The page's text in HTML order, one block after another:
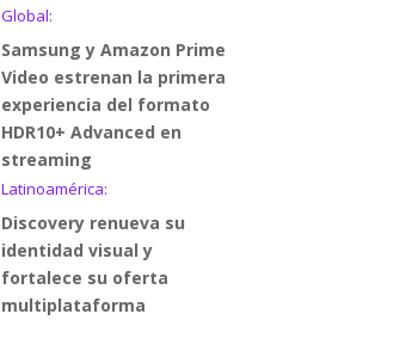
Global:
Samsung y Amazon Prime
Video estrenan la primera
experiencia del formato
HDR10+ Advanced en
streaming
Latinoamérica:
Discovery renueva su
identidad visual y
fortalece su oferta
multiplataforma